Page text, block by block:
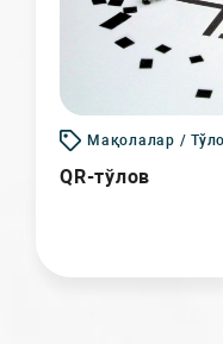
Мақолалар /
QR-тўлов